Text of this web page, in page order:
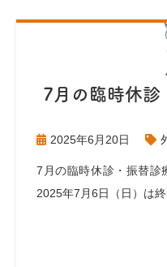
7月の臨時休診
2025年6月20日
7月の臨時休診・振替診
2025年7月6日（日）は終